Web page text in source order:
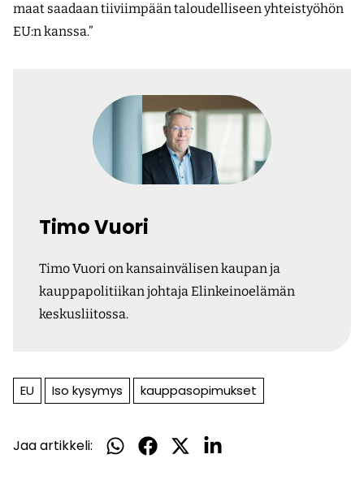
maat saadaan tiiviimpään taloudelliseen yhteistyöhön
EU:n kanssa.”
Timo Vuori
Timo Vuori on kansainvälisen kaupan ja
kauppapolitiikan johtaja Elinkeinoelämän
keskusliitossa.
EU Iso kysymys kauppasopimukset
Jaa artikkeli:
Jaa
Jaa
Jaa
Jaa